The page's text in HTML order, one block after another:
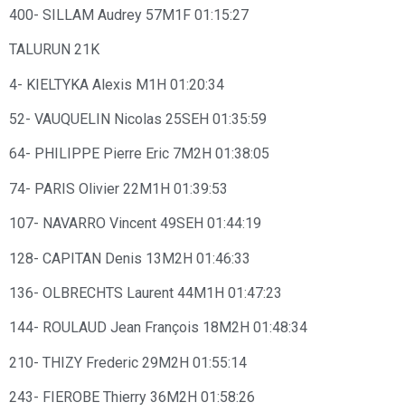
400- SILLAM Audrey 57M1F 01:15:27
TALURUN 21K
4- KIELTYKA Alexis M1H 01:20:34
52- VAUQUELIN Nicolas 25SEH 01:35:59
64- PHILIPPE Pierre Eric 7M2H 01:38:05
74- PARIS Olivier 22M1H 01:39:53
107- NAVARRO Vincent 49SEH 01:44:19
128- CAPITAN Denis 13M2H 01:46:33
136- OLBRECHTS Laurent 44M1H 01:47:23
144- ROULAUD Jean François 18M2H 01:48:34
210- THIZY Frederic 29M2H 01:55:14
243- FIEROBE Thierry 36M2H 01:58:26